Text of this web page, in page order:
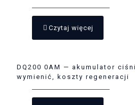
Czytaj więcej
DQ200 0AM — akumulator
wymienić, koszty regeneracji